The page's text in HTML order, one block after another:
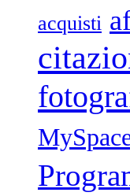
acquisti